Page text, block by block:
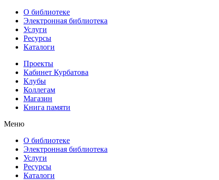
О библиотеке
Электронная библиотека
Услуги
Ресурсы
Каталоги
Проекты
Кабинет Курбатова
Клубы
Коллегам
Магазин
Книга памяти
Меню
О библиотеке
Электронная библиотека
Услуги
Ресурсы
Каталоги